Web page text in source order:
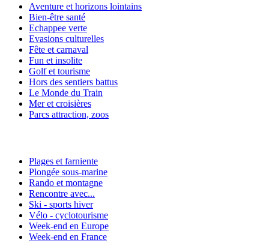
Aventure et horizons lointains
Bien-être santé
Echappee verte
Evasions culturelles
Fête et carnaval
Fun et insolite
Golf et tourisme
Hors des sentiers battus
Le Monde du Train
Mer et croisières
Parcs attraction, zoos
Plages et farniente
Plongée sous-marine
Rando et montagne
Rencontre avec...
Ski - sports hiver
Vélo - cyclotourisme
Week-end en Europe
Week-end en France